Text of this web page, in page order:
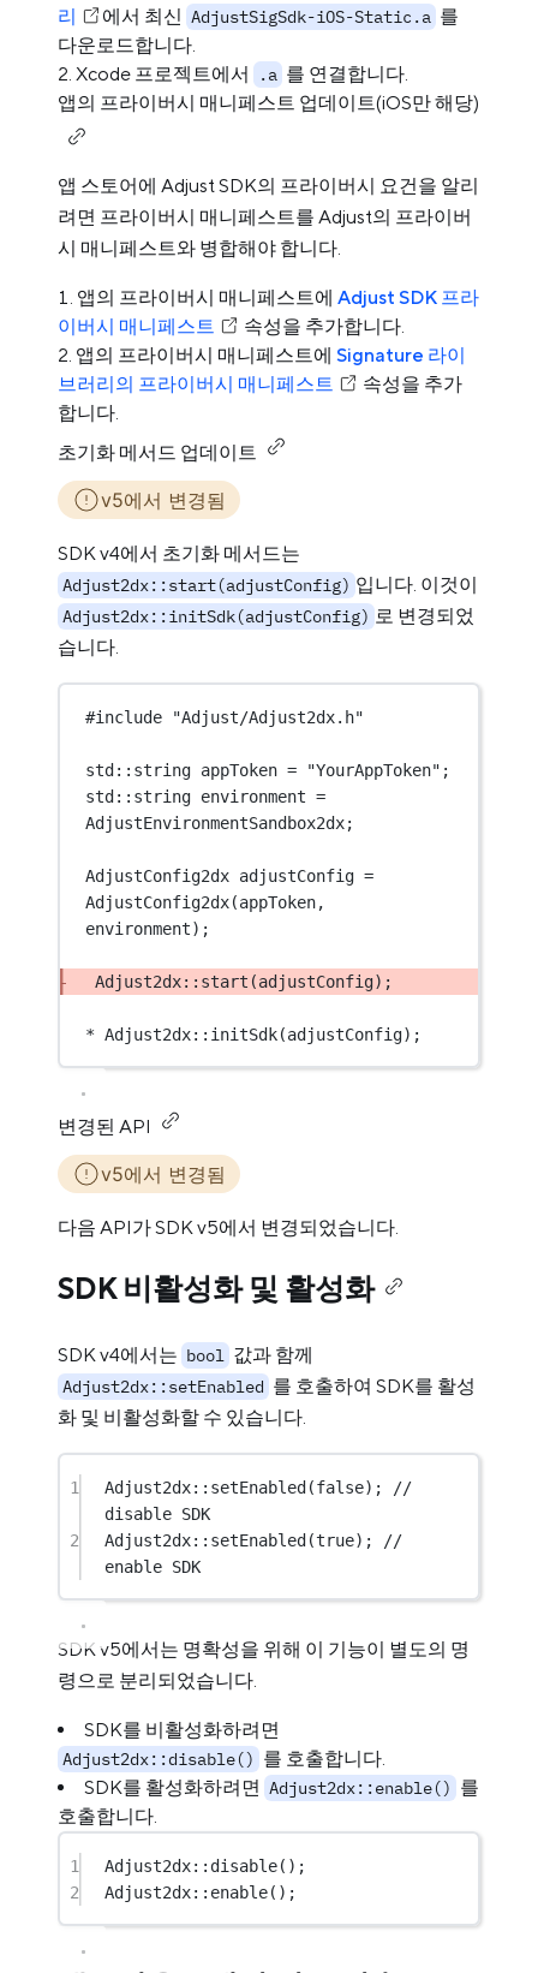
리
에서 최신 AdjustSigSdk-iOS-Static.a 를
다운로드합니다.
Xcode 프로젝트에서
.a 를 연결합니다.
앱의 프라이버시 매니페스트 업데이트(iOS만 해당)
앱 스토어에 Adjust SDK의 프라이버시 요건을 알리
려면 프라이버시 매니페스트를 Adjust의 프라이버
시 매니페스트와 병합해야 합니다.
앱의 프라이버시 매니페스트에 Adjust SDK 프라
이버시 매니페스트
속성을 추가합니다.
앱의 프라이버시 매니페스트에 Signature 라이
브러리의 프라이버시 매니페스트
속성을 추가
합니다.
초기화 메서드 업데이트
v5에서 변경됨
SDK v4에서 초기화 메서드는
Adjust2dx::start(adjustConfig) 입니다. 이것이
Adjust2dx::initSdk(adjustConfig) 로 변경되었
습니다.
#include "Adjust/Adjust2dx.h"
std::string appToken = "YourAppToken" ;
std::string environment =
AdjustEnvironmentSandbox2dx;
AdjustConfig2dx adjustConfig =
AdjustConfig2dx(appToken,
environment);
Adjust2dx:: start (adjustConfig);
* Adjust2dx:: initSdk(adjustConfig);
변경된 API
v5에서 변경됨
다음 API가 SDK v5에서 변경되었습니다.
SDK 비활성화 및 활성화
SDK v4에서는 bool 값과 함께
Adjust2dx::setEnabled 를 호출하여 SDK를 활성
화 및 비활성화할 수 있습니다.
1 Adjust2dx:: setEnabled(false);
//
disable SDK
2
Adjust2dx:: setEnabled(true);
//
enable SDK
SDK v5에서는 명확성을 위해 이 기능이 별도의 명
령으로 분리되었습니다.
SDK를 비활성화하려면
Adjust2dx::disable() 를 호출합니다.
SDK를 활성화하려면 Adjust2dx::enable() 를
호출합니다.
1 Adjust2dx:: disable();
2
Adjust2dx:: enable();